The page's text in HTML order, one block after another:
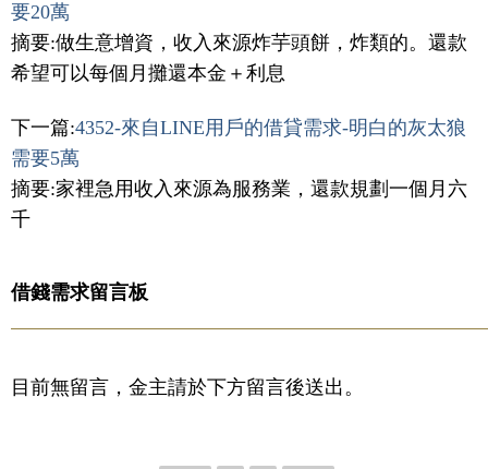
要20萬
摘要:做生意增資，收入來源炸芋頭餅，炸類的。還款
希望可以每個月攤還本金＋利息
下一篇:4352-來自LINE用戶的借貸需求-明白的灰太狼
需要5萬
摘要:家裡急用收入來源為服務業，還款規劃一個月六
千
借錢需求留言板
目前無留言，金主請於下方留言後送出。